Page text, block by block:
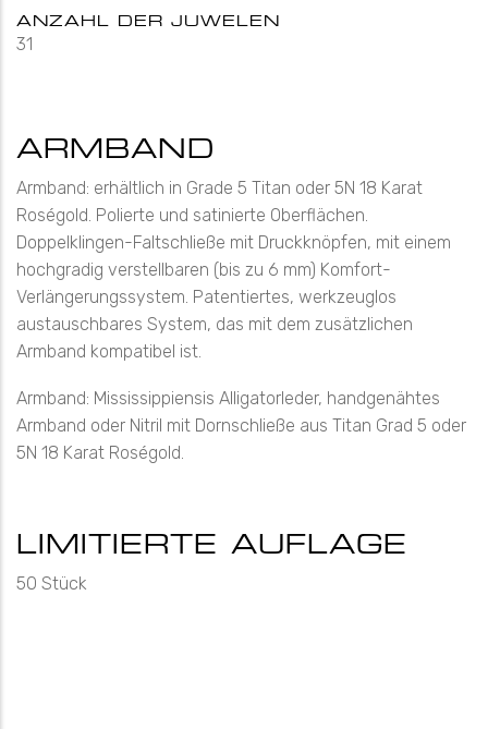
ANZAHL DER JUWELEN
31
ARMBAND
Armband: erhältlich in Grade 5 Titan oder 5N 18 Karat
Roségold. Polierte und satinierte Oberflächen.
Doppelklingen-Faltschließe mit Druckknöpfen, mit einem
hochgradig verstellbaren (bis zu 6 mm) Komfort-
Verlängerungssystem. Patentiertes, werkzeuglos
austauschbares System, das mit dem zusätzlichen
Armband kompatibel ist.
Armband: Mississippiensis Alligatorleder, handgenähtes
Armband oder Nitril mit Dornschließe aus Titan Grad 5 oder
5N 18 Karat Roségold.
LIMITIERTE AUFLAGE
50 Stück